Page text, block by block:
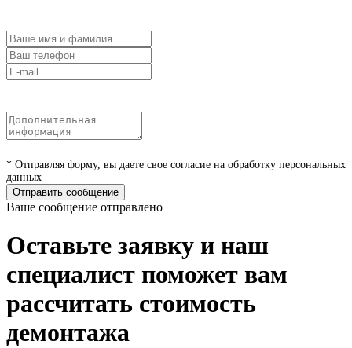
* Отправляя форму, вы даете свое согласие на обработку персональных
данных
Отправить сообщение
Ваше сообщение отправлено
Оставьте заявку и наш
специалист поможет вам
рассчитать стоимость
демонтажа